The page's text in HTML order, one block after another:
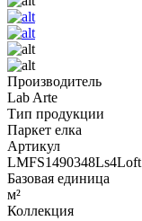
Производитель
Lab Arte
Тип продукции
Паркет елка
Артикул
LMFS1490348Ls4Loft
Базовая единица
м²
Коллекция